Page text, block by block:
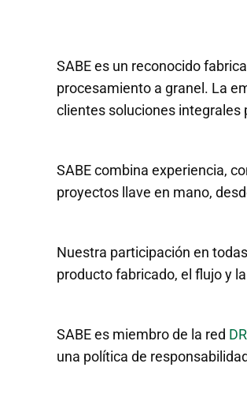
SABE es un reconocido
procesamiento a granel. La
clientes soluciones integrales
SABE combina experiencia,
proyectos llave en mano,
Nuestra participación en
producto fabricado, el flujo y
SABE es miembro de la red
una política de